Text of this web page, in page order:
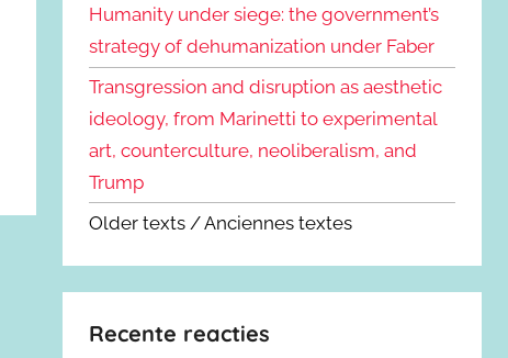
Humanity under siege: the government’s
strategy of dehumanization under Faber
Transgression and disruption as aesthetic
ideology, from Marinetti to experimental
art, counterculture, neoliberalism, and
Trump
Older texts / Anciennes textes
Recente reacties